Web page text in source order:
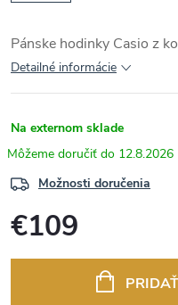
Pánske hodinky Casio z
Detailné informácie
Na externom sklade
12.8.2026
Možnosti doručenia
€109